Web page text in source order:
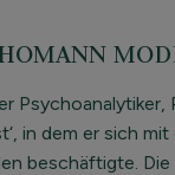
in dem er sich
beschäftigte.